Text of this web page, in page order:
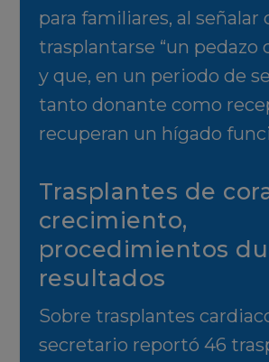
para familiares, al señalar
trasplantarse “un pedazo
y que, en un periodo de
tanto donante como
recuperan un hígado
Trasplantes de
crecimiento,
procedimientos
resultados
Sobre trasplantes
secretario reportó 46